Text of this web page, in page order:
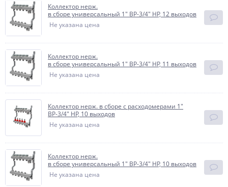
Коллектор нерж.
в сборе универсальный 1" ВР-3/4" НР, 12 выходов
Не указана цена
Коллектор нерж.
в сборе универсальный 1" ВР-3/4" НР, 11 выходов
Не указана цена
Коллектор нерж. в сборе с расходомерами 1"
ВР-3/4" НР, 10 выходов
Не указана цена
Коллектор нерж.
в сборе универсальный 1" ВР-3/4" НР, 10 выходов
Не указана цена